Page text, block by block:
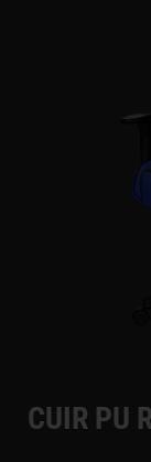
CUIR PU